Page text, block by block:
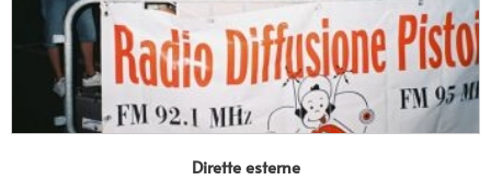
Dirette esterne